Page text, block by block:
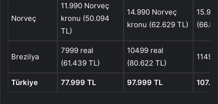
Norveç
11.990 Norveç
kronu (50.094
TL)
14.990 Norveç
kronu (62.629 TL)
Brezilya
7999 real
(61.439 TL)
10499 real
(80.622 TL)
Türkiye 77.999 TL 97.999 TL